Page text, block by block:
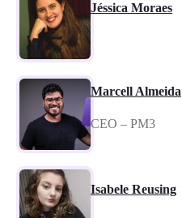
Jéssica Moraes
Marcell Almeida
CEO – PM3
Isabele Reusing